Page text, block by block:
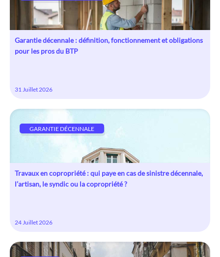
Garantie décennale : définition, fonctionnement et obligations
pour les pros du BTP
31 Juillet 2026
GARANTIE DÉCENNALE
Travaux en copropriété : qui paye en cas de sinistre décennale,
l’artisan, le syndic ou la copropriété ?
24 Juillet 2026